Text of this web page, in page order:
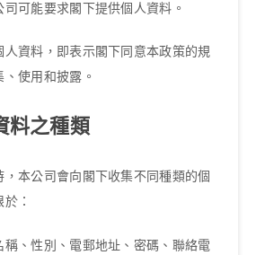
可能要求閣下提供個人資料。
資料，即表示閣下同意本政策的規
使用和披露。
料之種類
本公司會向閣下收集不同種類的個
：
、性別、電郵地址、密碼、聯絡電